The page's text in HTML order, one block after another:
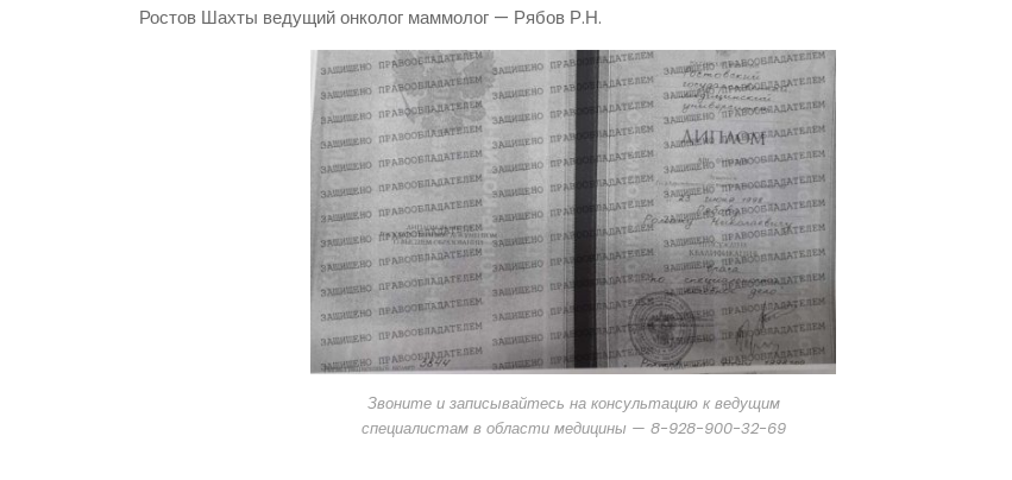
Ростов Шахты ведущий онколог маммолог — Рябов Р.Н.
Звоните и записывайтесь на консультацию к ведущим
специалистам в области медицины — 8-928-900-32-69